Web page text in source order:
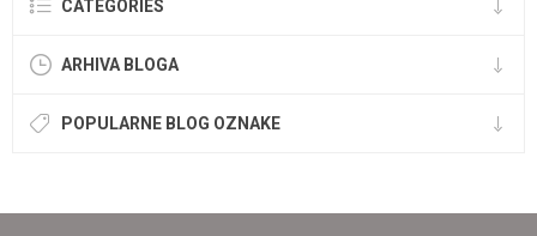
CATEGORIES
ARHIVA BLOGA
POPULARNE BLOG OZNAKE